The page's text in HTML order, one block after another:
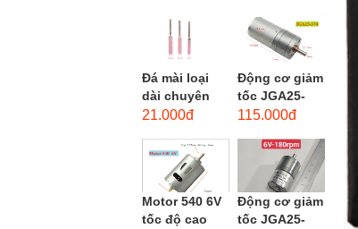
M12
Đá mài loại
dài chuyên
dùng mài
loại, đá mài
cạnh,...
21.000đ
Động cơ giảm
tốc JGA25-
370 3-12 VDC.
mini JGA25-
115.000đ
Motor 540 6V
tốc độ cao
Động cơ giảm
tốc JGA25-